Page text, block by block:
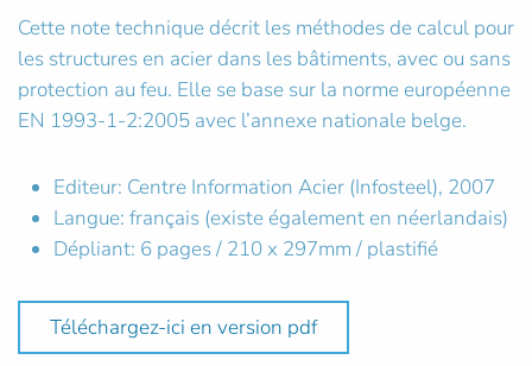
Cette note technique décrit les méthodes de calcul pour
les structures en acier dans les bâtiments, avec ou sans
protection au feu. Elle se base sur la norme européenne
EN 1993-1-2:2005 avec l’annexe nationale belge.
Editeur: Centre Information Acier (Infosteel), 2007
Langue: français (existe également en néerlandais)
Dépliant: 6 pages / 210 x 297mm / plastifié
Téléchargez-ici en version pdf